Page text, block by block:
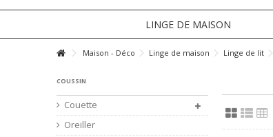
LINGE DE MAISON
Maison - Déco Linge de maison Linge de lit
COUSSIN
Couette
Oreiller